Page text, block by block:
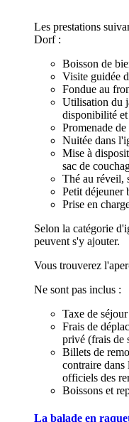
Les prestations
Dorf :
Boisson de
Visite guidée
Fondue au
Utilisation du
disponibilité
Promenade
Nuitée dans
Mise à
sac de
Thé au réveil,
Petit déjeuner
Prise en
Selon la catégorie
peuvent s'y ajouter.
Vous trouverez
Ne sont pas inclus :
Taxe de séjour
Frais de
privé (frais de
Billets de
contraire
officiels des
Boissons et
La balade en